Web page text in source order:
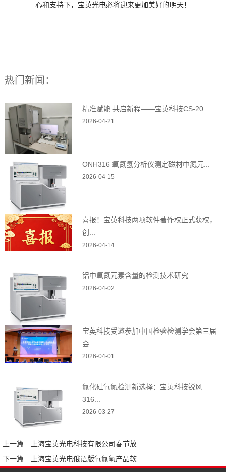
心和支持下，宝英光电必将迎来更加美好的明天！
热门新闻：
精准赋能 共启新程——宝英科技CS-20...
2026-04-21
ONH316 氧氮氢分析仪测定磁材中氮元...
2026-04-15
喜报！宝英科技两项软件著作权正式获权，
创...
2026-04-14
铝中氧氮元素含量的检测技术研究
2026-04-02
宝英科技受邀参加中国检验检测学会第三届
会...
2026-04-01
氮化硅氧氮检测新选择：宝英科技锐风
316...
2026-03-27
上一篇:
上海宝英光电科技有限公司春节放...
下一篇:
上海宝英光电俄语版氧氮氢产品软...